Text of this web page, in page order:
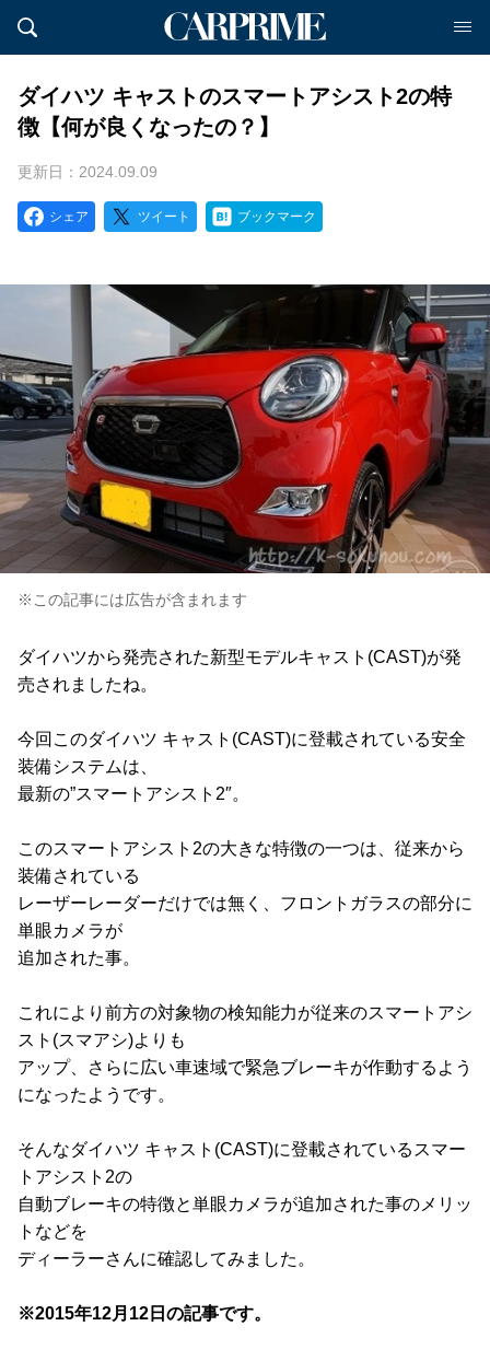
ダイハツ キャストのスマートアシスト2の特
徴【何が良くなったの？】
更新日：2024.09.09
シェア ツイート ブックマーク
※この記事には広告が含まれます
ダイハツから発売された新型モデルキャスト(CAST)が発
売されましたね。
今回このダイハツ キャスト(CAST)に登載されている安全
装備システムは、
最新の”スマートアシスト2″。
このスマートアシスト2の大きな特徴の一つは、従来から
装備されている
レーザーレーダーだけでは無く、フロントガラスの部分に
単眼カメラが
追加された事。
これにより前方の対象物の検知能力が従来のスマートアシ
スト(スマアシ)よりも
アップ、さらに広い車速域で緊急ブレーキが作動するよう
になったようです。
そんなダイハツ キャスト(CAST)に登載されているスマー
トアシスト2の
自動ブレーキの特徴と単眼カメラが追加された事のメリッ
トなどを
ディーラーさんに確認してみました。
※2015年12月12日の記事です。